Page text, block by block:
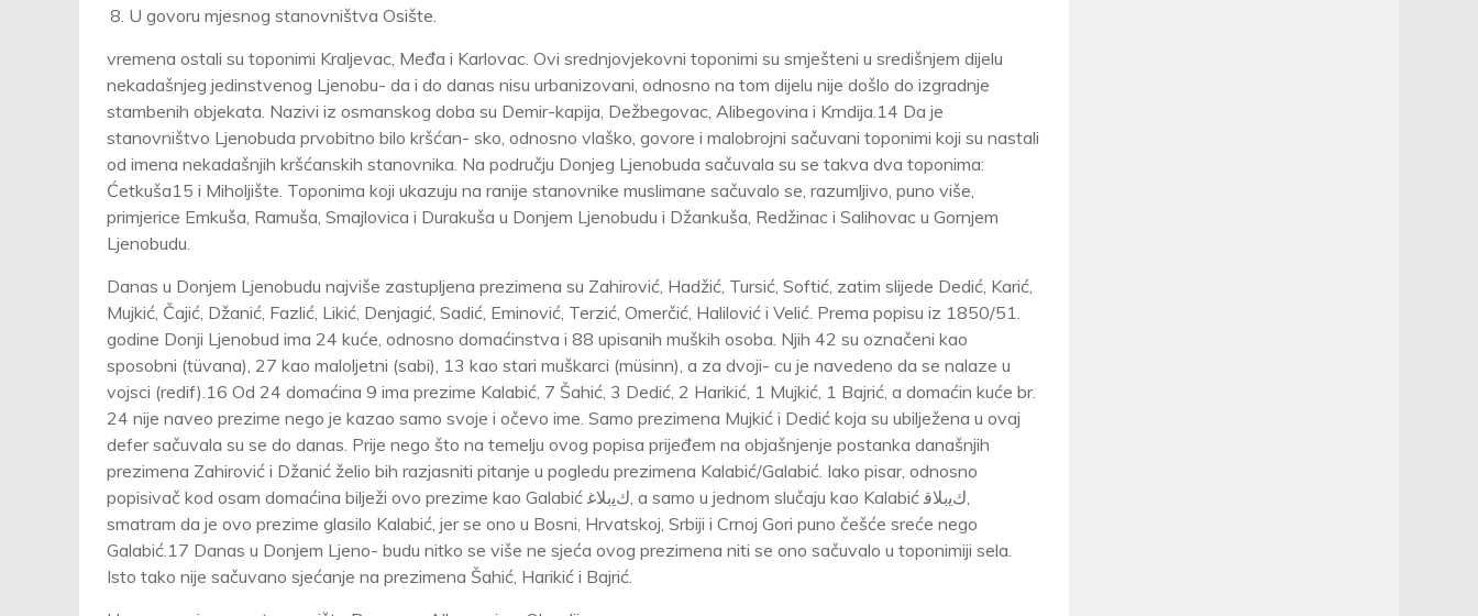
U govoru mjesnog stanovništva Osište.
vremena ostali su toponimi Kraljevac, Međa i Karlovac. Ovi srednjovjekovni toponimi su smješteni u središnjem dijelu
nekadašnjeg jedinstvenog Ljenobu- da i do danas nisu urbanizovani, odnosno na tom dijelu nije došlo do izgradnje
stambenih objekata. Nazivi iz osmanskog doba su Demir-kapija, Dežbegovac, Alibegovina i Krndija.14 Da je
stanovništvo Ljenobuda prvobitno bilo kršćan- sko, odnosno vlaško, govore i malobrojni sačuvani toponimi koji su nastali
od imena nekadašnjih kršćanskih stanovnika. Na području Donjeg Ljenobuda sačuvala su se takva dva toponima:
Ćetkuša15 i Miholjište. Toponima koji ukazuju na ranije stanovnike muslimane sačuvalo se, razumljivo, puno više,
primjerice Emkuša, Ramuša, Smajlovica i Durakuša u Donjem Ljenobudu i Džankuša, Redžinac i Salihovac u Gornjem
Ljenobudu.
Danas u Donjem Ljenobudu najviše zastupljena prezimena su Zahirović, Hadžić, Tursić, Softić, zatim slijede Dedić, Karić,
Mujkić, Čajić, Džanić, Fazlić, Likić, Denjagić, Sadić, Eminović, Terzić, Omerčić, Halilović i Velić. Prema popisu iz 1850/51.
godine Donji Ljenobud ima 24 kuće, odnosno domaćinstva i 88 upisanih muških osoba. Njih 42 su označeni kao
sposobni (tüvana), 27 kao maloljetni (sabi), 13 kao stari muškarci (müsinn), a za dvoji- cu je navedeno da se nalaze u
vojsci (redif).16 Od 24 domaćina 9 ima prezime Kalabić, 7 Šahić, 3 Dedić, 2 Harikić, 1 Mujkić, 1 Bajrić, a domaćin kuće br.
24 nije naveo prezime nego je kazao samo svoje i očevo ime. Samo prezimena Mujkić i Dedić koja su ubilježena u ovaj
defer sačuvala su se do danas. Prije nego što na temelju ovog popisa prijeđem na objašnjenje postanka današnjih
prezimena Zahirović i Džanić želio bih razjasniti pitanje u pogledu prezimena Kalabić/Galabić. Iako pisar, odnosno
popisivač kod osam domaćina bilježi ovo prezime kao Galabić ﻙﻳﺑﻼﻏ, a samo u jednom slučaju kao Kalabić ﻙﻳﺑﻼﻗ,
smatram da je ovo prezime glasilo Kalabić, jer se ono u Bosni, Hrvatskoj, Srbiji i Crnoj Gori puno češće sreće nego
Galabić.17 Danas u Donjem Ljeno- budu nitko se više ne sjeća ovog prezimena niti se ono sačuvalo u toponimiji sela.
Isto tako nije sačuvano sjećanje na prezimena Šahić, Harikić i Bajrić.